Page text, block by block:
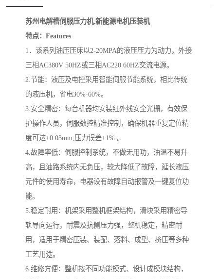
苏州电解槽伺服压力机,新能源电机压装机
特点： Features
1．该系列油压压床以2-20MPA的液压压力为动力，外接
三相AC380V 50HZ或三相AC220 60HZ交流电源。
2.节能：液压及电控采用智能伺服节能系统，相比传统
的液压机，省电30%-60%。
3.安全精密：每台机器均安装红外线安全光栅，有效保
护操作人员，伺服数控精准控制，确保机器重复定位精
度可达±0.03mm,压力误差±1% 。
4.故障率低：伺服控制系统，不做无用功，油温不易升
高，且油路系统内无负压，较大降低了故障，延长液压
元件的使用寿命，电器设有故障自动报警及一键复位功
能。
5.稳定耐用：机架采用整机框架结构，滑块采用精密导
轨导向运行，耐震及抗侧压力强，整机稳定，精密耐
用，适用于精密压装、装配、落料、成型、挤压等多种
工艺用途。
6.维修方便：整机按不同功能模式、设计成模块结构，